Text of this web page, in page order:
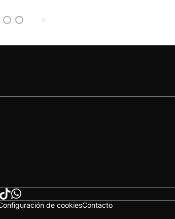
de cookiesContacto